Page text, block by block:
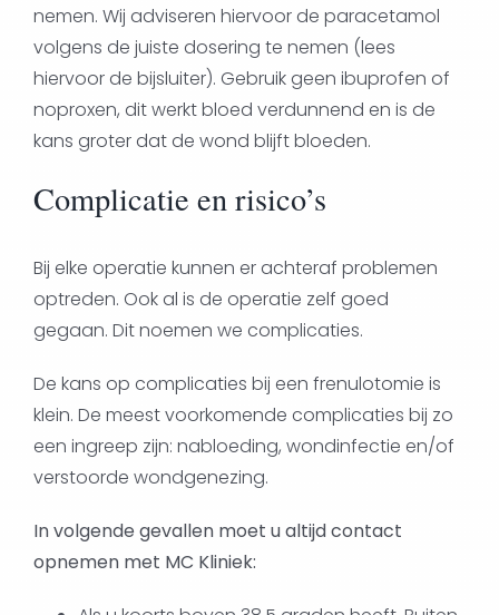
nemen. Wij adviseren hiervoor de paracetamol
volgens de juiste dosering te nemen (lees
hiervoor de bijsluiter). Gebruik geen ibuprofen of
noproxen, dit werkt bloed verdunnend en is de
kans groter dat de wond blijft bloeden.
Complicatie en risico’s
Bij elke operatie kunnen er achteraf problemen
optreden. Ook al is de operatie zelf goed
gegaan. Dit noemen we complicaties.
De kans op complicaties bij een frenulotomie is
klein. De meest voorkomende complicaties bij zo
een ingreep zijn: nabloeding, wondinfectie en/of
verstoorde wondgenezing.
In volgende gevallen moet u altijd contact
opnemen met MC Kliniek: